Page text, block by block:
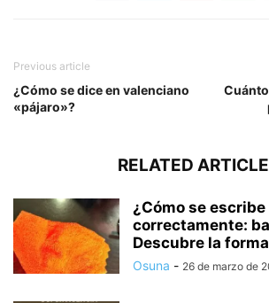
Previous article
¿Cómo se dice en valenciano
«pájaro»?
RELATED
¿Cómo se escribe
correctamente:
Descubre la
Osuna - 26 de marzo de